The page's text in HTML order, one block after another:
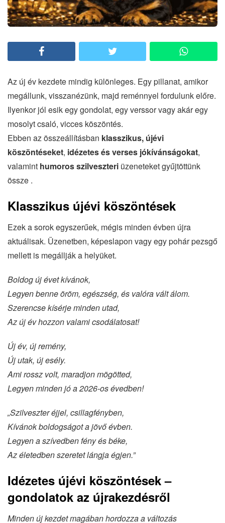
Az új év kezdete mindig különleges. Egy pillanat, amikor
megállunk, visszanézünk, majd reménnyel fordulunk előre.
Ilyenkor jól esik egy gondolat, egy verssor vagy akár egy
mosolyt csaló, vicces köszöntés.
Ebben az összeállításban klasszikus, újévi
köszöntéseket, idézetes és verses jókívánságokat,
valamint humoros szilveszteri üzeneteket gyűjtöttünk
össze .
Klasszikus újévi köszöntések
Ezek a sorok egyszerűek, mégis minden évben újra
aktuálisak. Üzenetben, képeslapon vagy egy pohár pezsgő
mellett is megállják a helyüket.
Boldog új évet kívánok,
Legyen benne öröm, egészség, és valóra vált álom.
Szerencse kísérje minden utad,
Az új év hozzon valami csodálatosat!
Új év, új remény,
Új utak, új esély.
Ami rossz volt, maradjon mögötted,
Legyen minden jó a 2026-os évedben!
„Szilveszter éjjel, csillagfényben,
Kívánok boldogságot a jövő évben.
Legyen a szívedben fény és béke,
Az életedben szeretet lángja égjen.”
Idézetes újévi köszöntések –
gondolatok az újrakezdésről
Minden új kezdet magában hordozza a változás